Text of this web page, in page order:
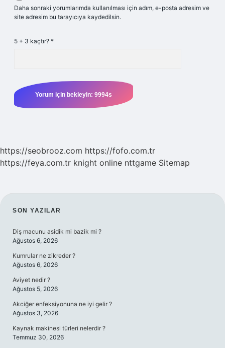
Daha sonraki yorumlarımda kullanılması için adım, e-posta adresim ve
site adresim bu tarayıcıya kaydedilsin.
5 + 3 kaçtır? *
https://seobrooz.com https://fofo.com.tr
https://feya.com.tr knight online nttgame Sitemap
SIDEBAR
SON YAZILAR
Diş macunu asidik mi bazik mi ?
Ağustos 6, 2026
Kumrular ne zikreder ?
Ağustos 6, 2026
Aviyet nedir ?
Ağustos 5, 2026
Akciğer enfeksiyonuna ne iyi gelir ?
Ağustos 3, 2026
Kaynak makinesi türleri nelerdir ?
Temmuz 30, 2026